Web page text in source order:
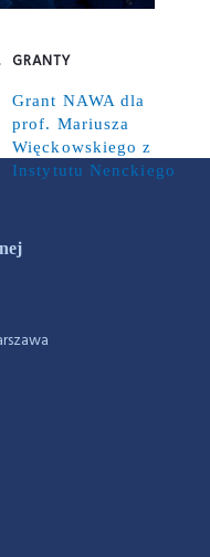
GRANTY
Grant NAWA dla
prof. Mariusza
Więckowskiego z
Instytutu Nenckiego